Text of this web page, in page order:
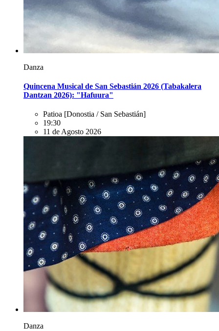
Danza
Quincena Musical de San Sebastián 2026 (Tabakalera
Dantzan 2026): "Hafuura"
Patioa [Donostia / San Sebastián]
19:30
11 de Agosto 2026
Danza